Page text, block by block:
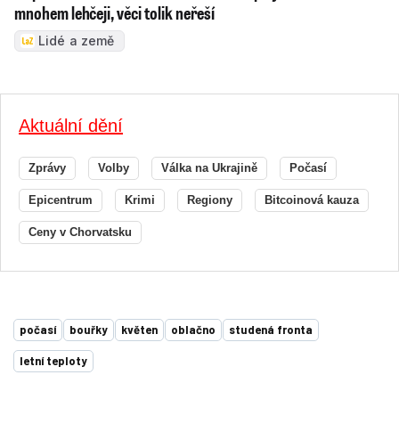
mnohem lehčeji, věci tolik neřeší
Lidé a země
Aktuální dění
Zprávy Volby Válka na Ukrajině Počasí
Epicentrum Krimi Regiony Bitcoinová kauza
Ceny v Chorvatsku
počasí bouřky květen oblačno studená fronta
letní teploty